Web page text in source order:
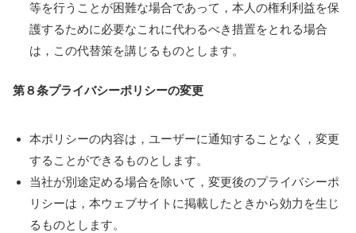
等を行うことが困難な場合であって，本人の権利利益を保
護するために必要なこれに代わるべき措置をとれる場合
は，この代替策を講じるものとします。
第８条プライバシーポリシーの変更
本ポリシーの内容は，ユーザーに通知することなく，変更
することができるものとします。
当社が別途定める場合を除いて，変更後のプライバシーポ
リシーは，本ウェブサイトに掲載したときから効力を生じ
るものとします。